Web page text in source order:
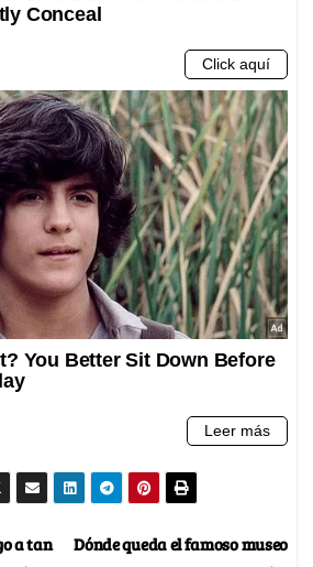
Dónde queda el famoso museo
a tan